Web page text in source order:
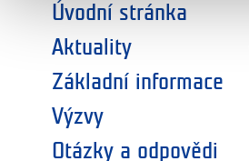
Úvodní stránka
Aktuality
Základní informace
Výzvy
Otázky a odpovědi